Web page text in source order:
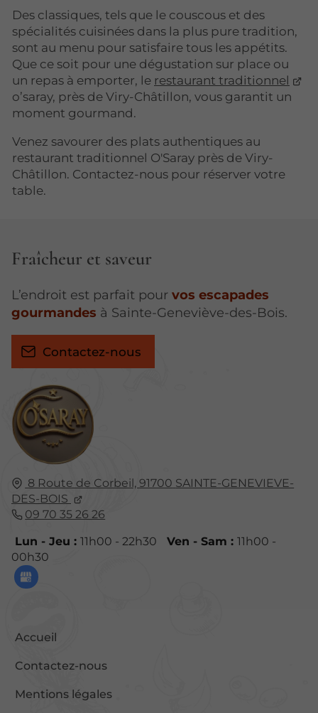
Des classiques, tels que le couscous et des
spécialités cuisinées dans la plus pure tradition,
sont au menu pour satisfaire tous les appétits.
Que ce soit pour une dégustation sur place ou
un repas à emporter, le restaurant traditionnel
o’saray, près de Viry-Châtillon, vous garantit un
moment gourmand.
Venez savourer des plats authentiques au
restaurant traditionnel O'Saray près de Viry-
Châtillon. Contactez-nous pour réserver votre
table.
8 Route de Corbeil,91700 SAINTE-GENEVIEVE-
DES-BOIS
09 70 35 26 26
Lun - Jeu : 11h00 - 22h30 Ven - Sam : 11h00 -
00h30
Accueil
Contactez-nous
Mentions légales
Fraîcheur et saveur
L’endroit est parfait pour vos escapades
gourmandes à Sainte-Geneviève-des-Bois.
Contactez-nous